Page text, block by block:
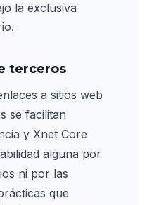
la exclusiva
terceros
a sitios web
se facilitan
y Xnet Core
alguna por
ni por las
que